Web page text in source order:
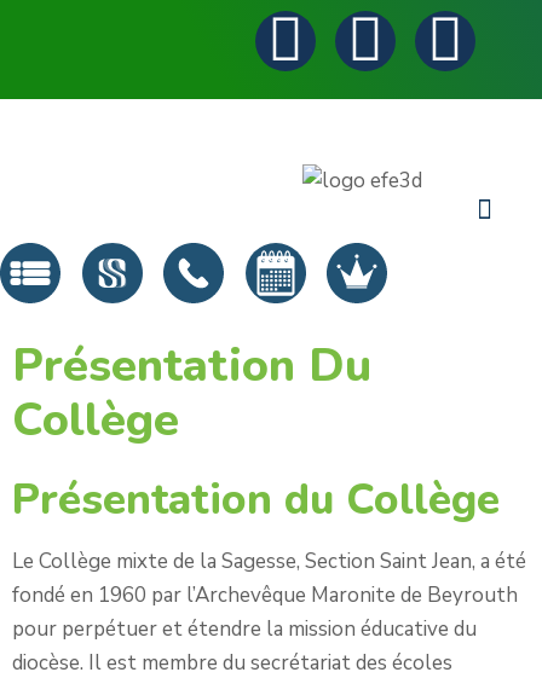
Présentation Du
Collège
Présentation du Collège
Le Collège mixte de la Sagesse, Section Saint Jean, a été
fondé en 1960 par l’Archevêque Maronite de Beyrouth
pour perpétuer et étendre la mission éducative du
diocèse. Il est membre du secrétariat des écoles